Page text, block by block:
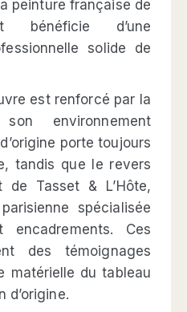
peinture française de
d’une
solide de
est renforcé par la
environnement
porte toujours
tandis que le revers
Tasset & L’Hôte,
spécialisée
Ces
des témoignages
matérielle du tableau
d’origine.